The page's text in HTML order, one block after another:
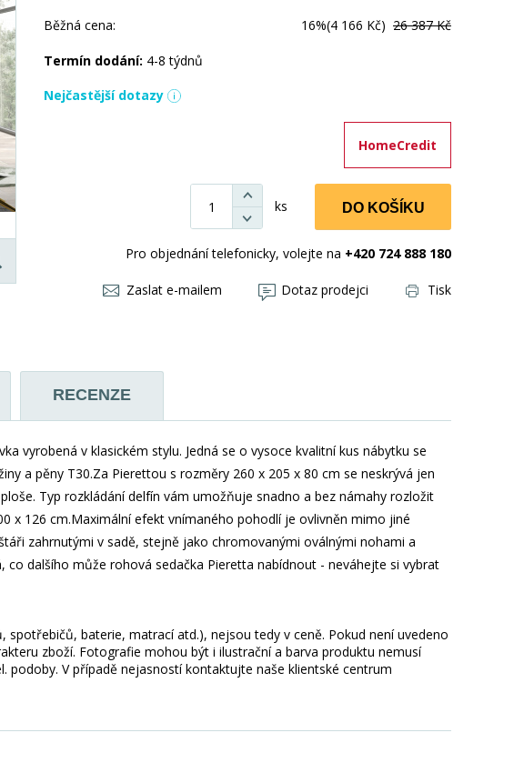
Běžná cena: 16%(4 166 Kč) 26 387 Kč
Termín dodání: 4-8 týdnů
Nejčastější dotazy
HomeCredit
ks DO KOŠÍKU
Pro objednání telefonicky, volejte na +420 724 888 180
Zaslat e-mailem Dotaz prodejci Tisk
RECENZE
vyrobená v klasickém stylu. Jedná se o vysoce kvalitní kus nábytku se
a pěny T30.Za Pierettou s rozměry 260 x 205 x 80 cm se neskrývá jen
Typ rozkládání delfín vám umožňuje snadno a bez námahy rozložit
126 cm.Maximální efekt vnímaného pohodlí je ovlivněn mimo jiné
zahrnutými v sadě, stejně jako chromovanými oválnými nohami a
dalšího může rohová sedačka Pieretta nabídnout - neváhejte si vybrat
baterie, matrací atd.), nejsou tedy v ceně. Pokud není uvedeno
zboží. Fotografie mohou být i ilustrační a barva produktu nemusí
V případě nejasností kontaktujte naše klientské centrum